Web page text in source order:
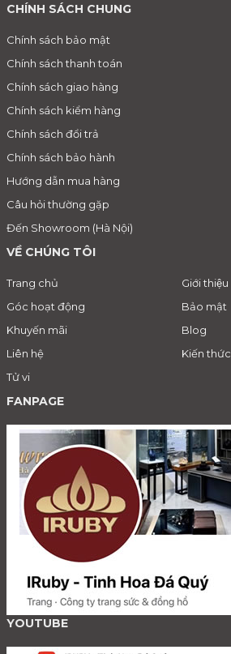
CHÍNH SÁCH CHUNG
Chính sách bảo mật
Chính sách thanh toán
Chính sách giao hàng
Chính sách kiểm hàng
Chính sách đổi trả
Chính sách bảo hành
Hướng dẫn mua hàng
Câu hỏi thường gặp
Đến Showroom (Hà Nội)
VỀ CHÚNG TÔI
Trang chủ
Giới thiệu
Góc hoạt động
Bảo mật
Khuyến mãi
Blog
Liên hệ
Kiến thức
Tử vi
FANPAGE
YOUTUBE